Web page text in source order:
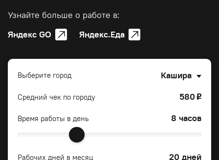
Узнайте больше о работе в:
Яндекс GO
Яндекс.Еда
Выберите город Кашира
Средний чек по городу 580 o
Время работы в день 8 часов
Рабочих дней в месяц 20 дней